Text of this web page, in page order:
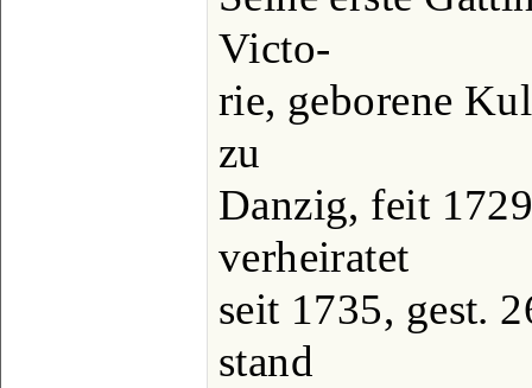
Victo-
rie, geborene
zu
Danzig, feit
verheiratet
seit 1735, gest.
stand